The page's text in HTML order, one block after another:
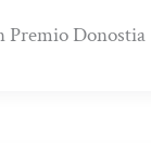
Premio Donostia